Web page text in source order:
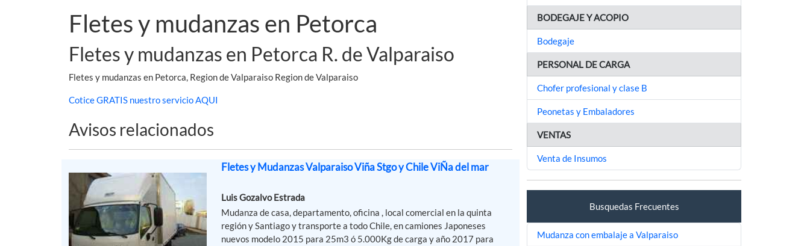
Fletes y mudanzas en Petorca
Fletes y mudanzas en Petorca R. de Valparaiso
Fletes y mudanzas en Petorca, Region de Valparaiso Region de Valparaiso
Cotice GRATIS nuestro servicio AQUI
Avisos relacionados
Fletes y Mudanzas Valparaiso Viña Stgo y Chile ViÑa del mar
Luis Gozalvo Estrada
Mudanza de casa, departamento, oficina , local comercial en la quinta
región y Santiago y transporte a todo Chile, en camiones Japoneses
nuevos modelo 2015 para 25m3 ó 5.000Kg de carga y año 2017 para
BODEGAJE Y ACOPIO
Bodegaje
PERSONAL DE CARGA
Chofer profesional y clase B
Peonetas y Embaladores
VENTAS
Venta de Insumos
Busquedas Frecuentes
Mudanza con embalaje a Valparaiso